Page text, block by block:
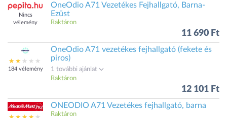
Nincs
vélemény
OneOdio A71 Vezetékes Fejhallgató, Barna-
Ezüst
Raktáron
11 690 Ft
184 vélemény
OneOdio A71 vezetékes fejhallgató (fekete és
piros)
1 további ajánlat
Raktáron
12 101 Ft
ONEODIO A71 Vezetékes fejhallgató, barna
Raktáron